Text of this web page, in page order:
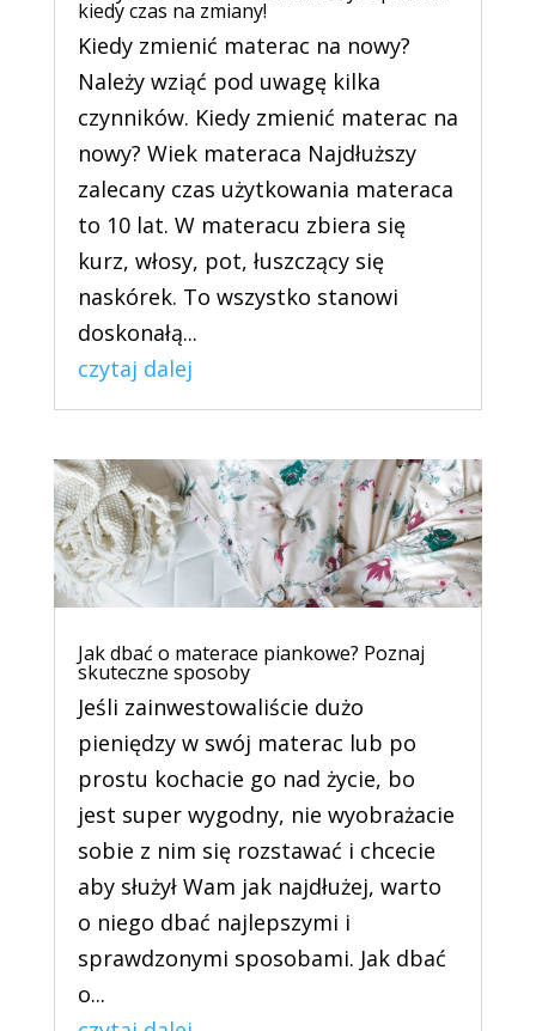
kiedy czas na zmiany!
Kiedy zmienić materac na nowy?
Należy wziąć pod uwagę kilka
czynników. Kiedy zmienić materac na
nowy? Wiek materaca Najdłuższy
zalecany czas użytkowania materaca
to 10 lat. W materacu zbiera się
kurz, włosy, pot, łuszczący się
naskórek. To wszystko stanowi
doskonałą...
czytaj dalej
Jak dbać o materace piankowe? Poznaj
skuteczne sposoby
Jeśli zainwestowaliście dużo
pieniędzy w swój materac lub po
prostu kochacie go nad życie, bo
jest super wygodny, nie wyobrażacie
sobie z nim się rozstawać i chcecie
aby służył Wam jak najdłużej, warto
o niego dbać najlepszymi i
sprawdzonymi sposobami. Jak dbać
o...